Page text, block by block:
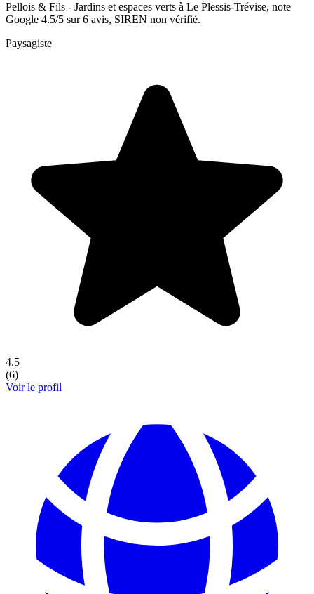
Pellois & Fils - Jardins et espaces verts à Le Plessis-Trévise, note
Google 4.5/5 sur 6 avis, SIREN non vérifié.
Paysagiste
4.5
(6)
Voir le profil